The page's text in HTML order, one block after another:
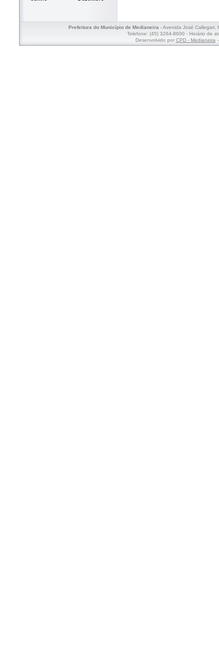
Prefeitura do Município de Medianeira- Avenida José Callegari,
Telefone: (45) 3264-8600 - Horário de
Desenvolvido por CPD - Medianeira-